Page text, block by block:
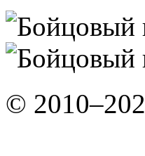
©